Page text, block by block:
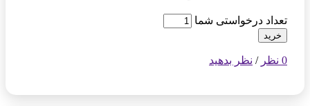
تعداد درخواستی شما
خرید
0 نظر / نظر بدهید